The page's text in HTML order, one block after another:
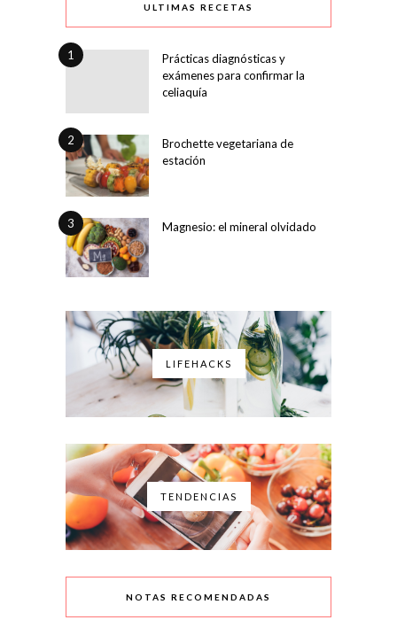
ULTIMAS RECETAS
1
Prácticas diagnósticas y
exámenes para confirmar la
celiaquía
2
Brochette vegetariana de
estación
3 Magnesio: el mineral olvidado
LIFEHACKS
TENDENCIAS
NOTAS RECOMENDADAS